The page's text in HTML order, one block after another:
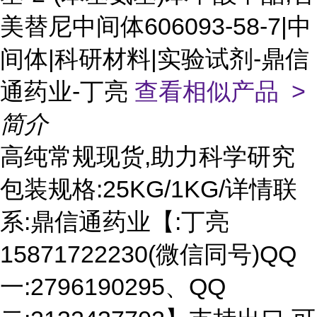
美替尼中间体606093-58-7|中
间体|科研材料|实验试剂-鼎信
通药业-丁亮 查看相似产品 >
简介
高纯常规现货,助力科学研究
包装规格:25KG/1KG/详情联
系:鼎信通药业【:丁亮
15871722230(微信同号)QQ
一:2796190295、QQ